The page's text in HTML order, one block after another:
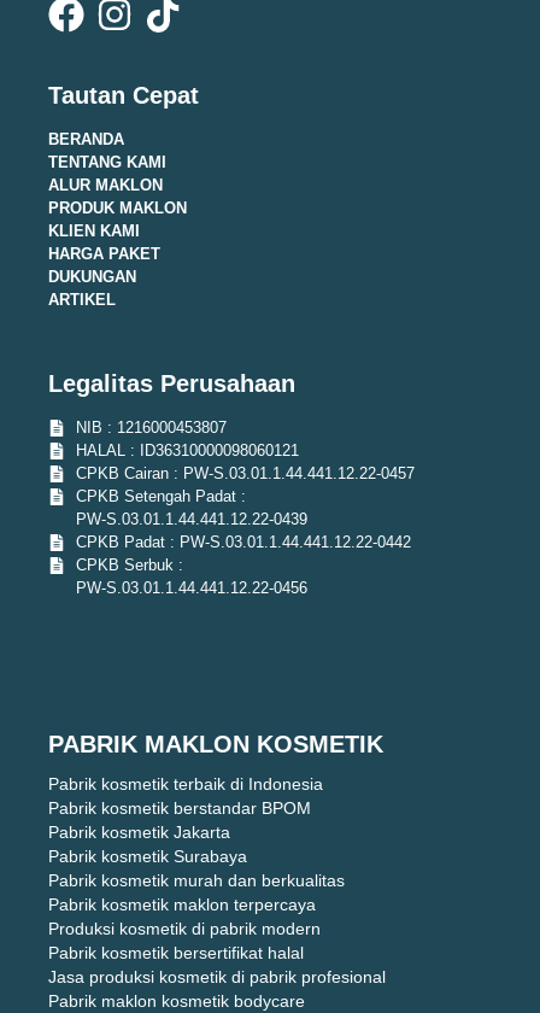
Tautan Cepat
BERANDA
TENTANG KAMI
ALUR MAKLON
PRODUK MAKLON
KLIEN KAMI
HARGA PAKET
DUKUNGAN
ARTIKEL
Legalitas Perusahaan
NIB : 1216000453807
HALAL : ID36310000098060121
CPKB Cairan : PW-S.03.01.1.44.441.12.22-0457
CPKB Setengah Padat :
PW-S.03.01.1.44.441.12.22-0439
CPKB Padat : PW-S.03.01.1.44.441.12.22-0442
CPKB Serbuk :
PW-S.03.01.1.44.441.12.22-0456
PABRIK MAKLON KOSMETIK
Pabrik kosmetik terbaik di Indonesia
Pabrik kosmetik berstandar BPOM
Pabrik kosmetik Jakarta
Pabrik kosmetik Surabaya
Pabrik kosmetik murah dan berkualitas
Pabrik kosmetik maklon terpercaya
Produksi kosmetik di pabrik modern
Pabrik kosmetik bersertifikat halal
Jasa produksi kosmetik di pabrik profesional
Pabrik maklon kosmetik bodycare